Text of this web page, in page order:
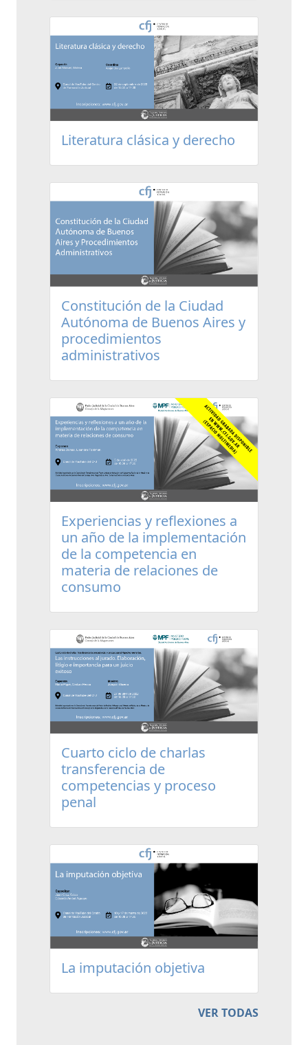
Literatura clásica y derecho
Constitución de la Ciudad
Autónoma de Buenos Aires y
procedimientos
administrativos
Experiencias y reflexiones a
un año de la implementación
de la competencia en
materia de relaciones de
consumo
Cuarto ciclo de charlas
transferencia de
competencias y proceso
penal
La imputación objetiva
VER TODAS